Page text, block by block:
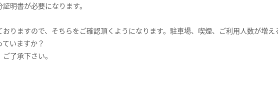
書が必要になります。
ますので、そちらをご確認頂くようになります。駐車場、喫煙、ご利用人数が増え
いますか？
了承下さい。